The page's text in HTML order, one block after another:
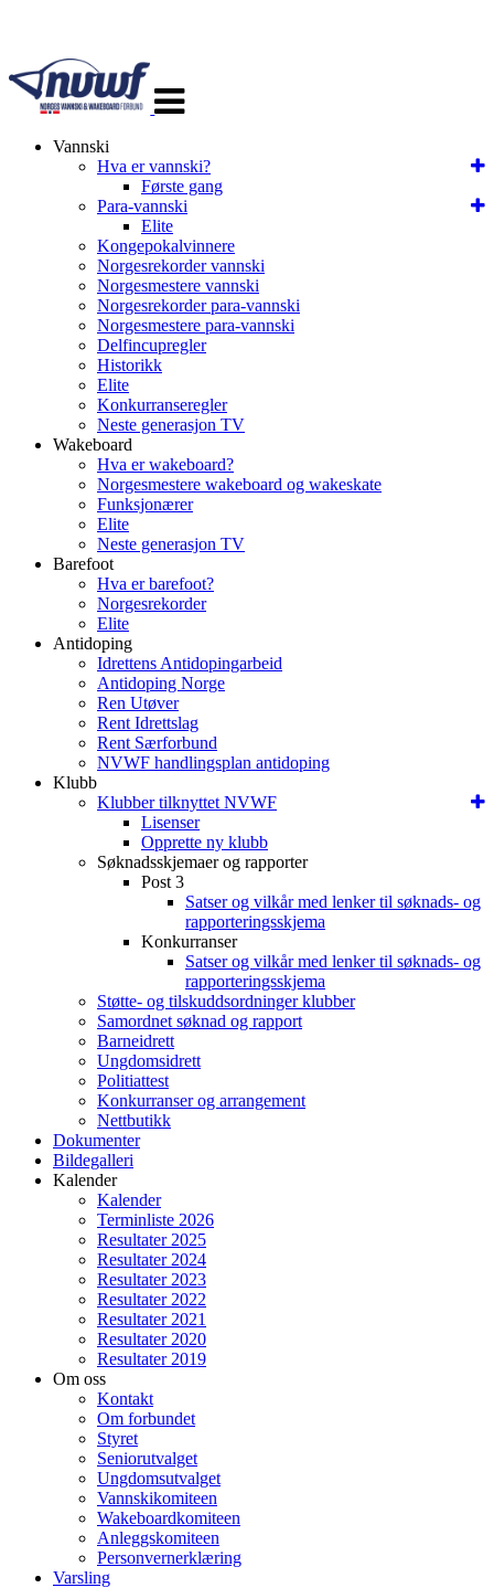
navigasjon
Vannski
Hva er vannski?
Første gang
Para-vannski
Elite
Kongepokalvinnere
Norgesrekorder vannski
Norgesmestere vannski
Norgesrekorder para-vannski
Norgesmestere para-vannski
Delfincupregler
Historikk
Elite
Konkurranseregler
Neste generasjon TV
Wakeboard
Hva er wakeboard?
Norgesmestere wakeboard og wakeskate
Funksjonærer
Elite
Neste generasjon TV
Barefoot
Hva er barefoot?
Norgesrekorder
Elite
Antidoping
Idrettens Antidopingarbeid
Antidoping Norge
Ren Utøver
Rent Idrettslag
Rent Særforbund
NVWF handlingsplan antidoping
Klubb
Klubber tilknyttet NVWF
Lisenser
Opprette ny klubb
Søknadsskjemaer og rapporter
Post 3
Satser og vilkår med lenker til søknads- og
rapporteringsskjema
Konkurranser
Satser og vilkår med lenker til søknads- og
rapporteringsskjema
Støtte- og tilskuddsordninger klubber
Samordnet søknad og rapport
Barneidrett
Ungdomsidrett
Politiattest
Konkurranser og arrangement
Nettbutikk
Dokumenter
Bildegalleri
Kalender
Kalender
Terminliste 2026
Resultater 2025
Resultater 2024
Resultater 2023
Resultater 2022
Resultater 2021
Resultater 2020
Resultater 2019
Om oss
Kontakt
Om forbundet
Styret
Seniorutvalget
Ungdomsutvalget
Vannskikomiteen
Wakeboardkomiteen
Anleggskomiteen
Personvernerklæring
Varsling